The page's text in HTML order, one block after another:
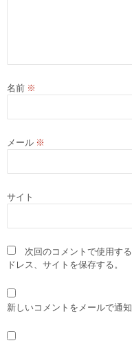
名前 ※
メール ※
サイト
次回のコメントで使用す
ドレス、サイトを保存する。
新しいコメントをメールで通知